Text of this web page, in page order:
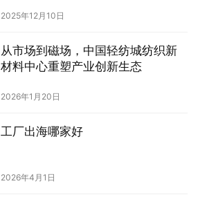
2025年12月10日
从市场到磁场，中国轻纺城纺织新
材料中心重塑产业创新生态
2026年1月20日
工厂出海哪家好
2026年4月1日